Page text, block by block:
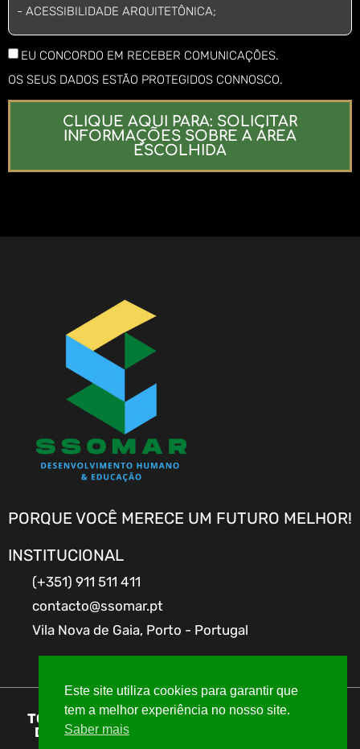
EU CONCORDO EM RECEBER COMUNICAÇÕES.
OS SEUS DADOS ESTÃO PROTEGIDOS CONNOSCO.
CLIQUE AQUI PARA: SOLICITAR
INFORMAÇÕES SOBRE A ÁREA
ESCOLHIDA
PORQUE VOCÊ MERECE UM FUTURO MELHOR!
INSTITUCIONAL
(+351) 911 511 411
contacto@ssomar.pt
Vila Nova de Gaia, Porto - Portugal
TODOS OS DIREITOS RESERVADOS A SSOMAR
DESENVOLVIMENTO HUMANO & EDUCAÇÃO
Este site utiliza cookies para garantir que
tem a melhor experiência no nosso site.
Saber mais